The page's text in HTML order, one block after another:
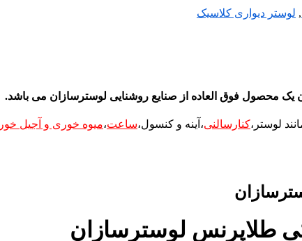
, لوستر دیواری کلاسیک
یک محصول فوق العاده از صنایع روشنایی لوسترسازان می باشد.
لوستر ،کنارسالنی،آینه و کنسول،ساعت،میوه خوری و آجیل
طلاپرنس لوسترسازان